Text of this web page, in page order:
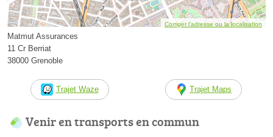
Corriger l’adresse ou la localisation
Matmut Assurances
11 Cr Berriat
38000 Grenoble
Trajet Waze Trajet Maps
Venir en transports en commun